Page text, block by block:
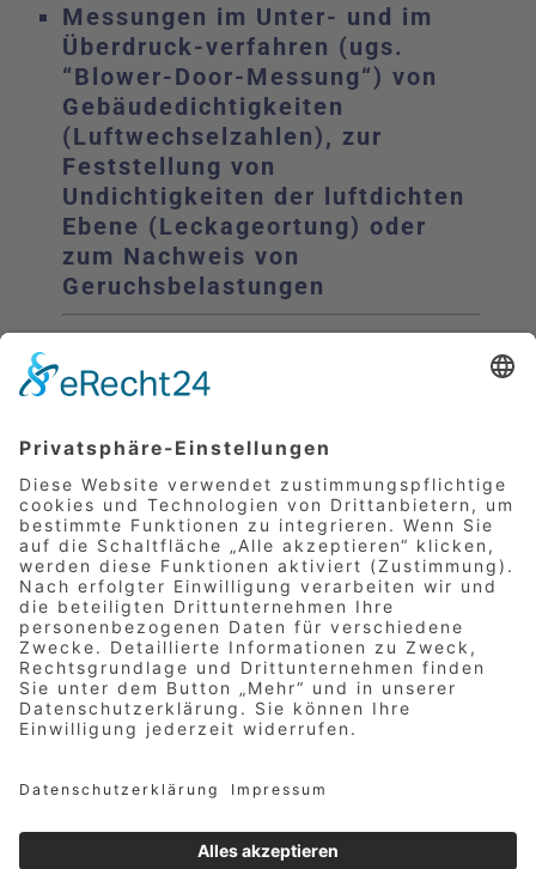
Messungen im Unter- und im
Überdruck-verfahren (ugs.
“Blower-Door-Messung“) von
Gebäudedichtigkeiten
(Luftwechselzahlen), zur
Feststellung von
Undichtigkeiten der luftdichten
Ebene (Leckageortung) oder
zum Nachweis von
Geruchsbelastungen
Messungen von
Bauteilfeuchtigkeiten mit Hilfe
von Messgeräten
gravimetrische Bestimmungen
(Materialtrocknungen)
Der Wärme und der Feuchteschutz
beeinflussen sich gegenseitig. Dies
kann je nach Aufgabenstellung in
Verbindung mit einer Infrarotkamera
sichtbar gemacht werden.